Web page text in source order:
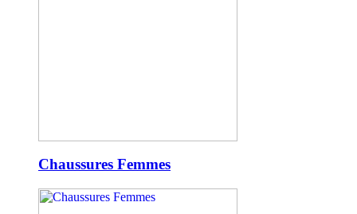
Chaussures Femmes